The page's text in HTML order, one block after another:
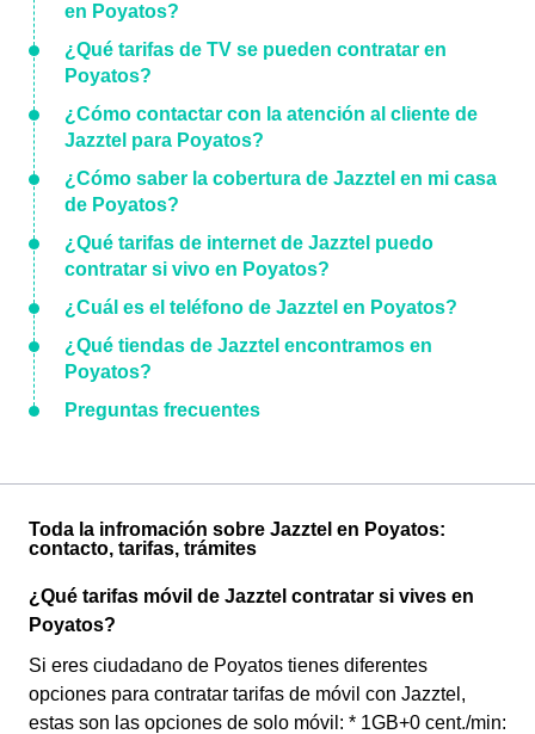
en Poyatos?
¿Qué tarifas de TV se pueden contratar en
Poyatos?
¿Cómo contactar con la atención al cliente de
Jazztel para Poyatos?
¿Cómo saber la cobertura de Jazztel en mi casa
de Poyatos?
¿Qué tarifas de internet de Jazztel puedo
contratar si vivo en Poyatos?
¿Cuál es el teléfono de Jazztel en Poyatos?
¿Qué tiendas de Jazztel encontramos en
Poyatos?
Preguntas frecuentes
Toda la infromación sobre Jazztel en Poyatos:
contacto, tarifas, trámites
¿Qué tarifas móvil de Jazztel contratar si vives en
Poyatos?
Si eres ciudadano de Poyatos tienes diferentes
opciones para contratar tarifas de móvil con Jazztel,
estas son las opciones de solo móvil: * 1GB+0 cent./min: